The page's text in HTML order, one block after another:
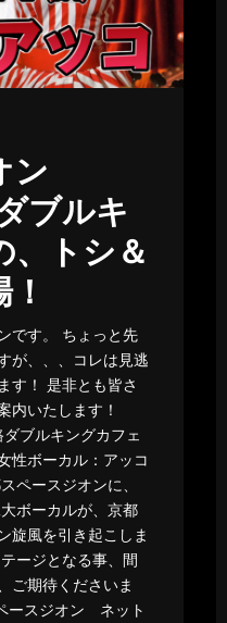
ン
ブルキ
、トシ＆
です。 ちょっと先
が、、、コレは見逃
す！ 是非とも皆さ
内いたします！
ブルキングカフェ
性ボーカル：アッコ
ペースジオンに、
ボーカルが、京都
旋風を引き起こしま
ージとなる事、間
ご期待くださいま
ースジオン ネット